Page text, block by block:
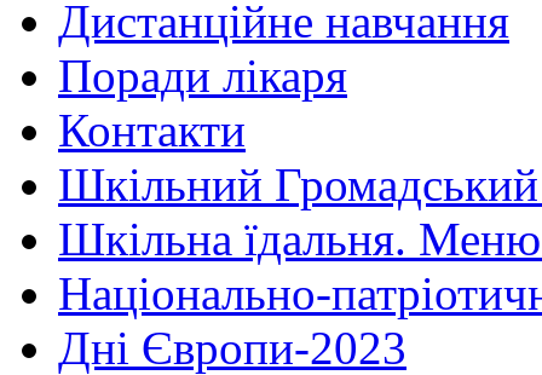
Дистанційне навчання
Поради лікаря
Контакти
Шкільний
Шкільна їдальня.
Національно-
Дні Європи-2023